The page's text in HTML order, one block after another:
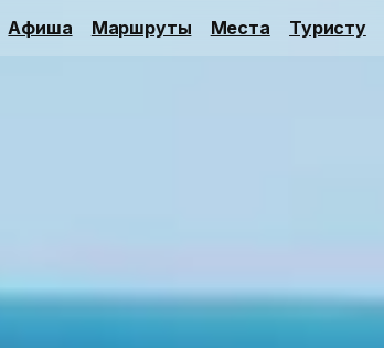
Афиша Маршруты Места Туристу